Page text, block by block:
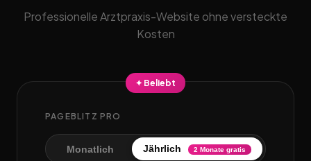
Professionelle Arztpraxis-Website ohne versteckte
Kosten
✦ Beliebt
PAGEBLITZ PRO
Monatlich Jährlich 2 Monate gratis